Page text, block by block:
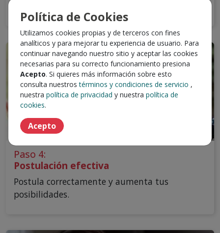
Paso 4:
Postulación efectiva
Postula correctamente y aumenta tus
posibilidades.
Política de Cookies
Utilizamos cookies propias y de terceros con fines
analíticos y para mejorar tu experiencia de usuario. Para
continuar navegando nuestro sitio y aceptar las cookies
necesarias para su correcto funcionamiento presiona
Acepto. Si quieres más información sobre esto
consulta nuestrostérminos y condiciones de servicio ,
nuestra política de privacidad y nuestra política de
cookies.
Acepto